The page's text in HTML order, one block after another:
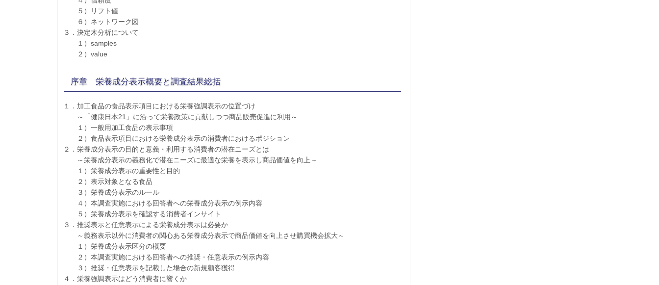
５）リフト値
６）ネットワーク図
３．決定木分析について
１）samples
２）value
序章 栄養成分表示概要と調査結果総括
１．加工食品の食品表示項目における栄養強調表示の位置づけ
～「健康日本21」に沿って栄養政策に貢献しつつ商品販売促進に利用～
１）一般用加工食品の表示事項
２）食品表示項目における栄養成分表示の消費者におけるポジション
２．栄養成分表示の目的と意義・利用する消費者の潜在ニーズとは
～栄養成分表示の義務化で潜在ニーズに最適な栄養を表示し商品価値を向上～
１）栄養成分表示の重要性と目的
２）表示対象となる食品
３）栄養成分表示のルール
４）本調査実施における回答者への栄養成分表示の例示内容
５）栄養成分表示を確認する消費者インサイト
３．推奨表示と任意表示による栄養成分表示は必要か
～義務表示以外に消費者の関心ある栄養成分表示で商品価値を向上させ購買機会拡大～
１）栄養成分表示区分の概要
２）本調査実施における回答者への推奨・任意表示の例示内容
３）推奨・任意表示を記載した場合の新規顧客獲得
４．栄養強調表示はどう消費者に響くか